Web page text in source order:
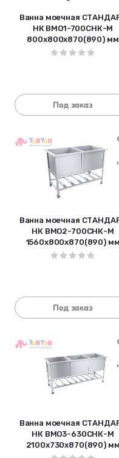
Ванна моечная
НК ВМО1-700СНК-М
800х800х870(890) мм
Под заказ
Ванна моечная
НК ВМО2-700СНК-М
1560х800х870(890) мм
Под заказ
Ванна моечная
НК ВМО3-630СНК-М
2100х730х870(890) мм